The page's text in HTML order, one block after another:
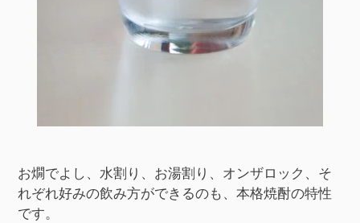
お燗でよし、水割り、お湯割り、オンザロック、そ
れぞれ好みの飲み方ができるのも、本格焼酎の特性
です。